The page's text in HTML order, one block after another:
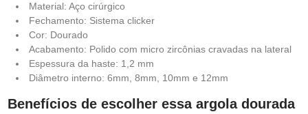
Material: Aço cirúrgico
Fechamento: Sistema clicker
Cor: Dourado
Acabamento: Polido com micro zircônias cravadas na lateral
Espessura da haste: 1,2 mm
Diâmetro interno: 6mm, 8mm, 10mm e 12mm
Benefícios de escolher essa argola dourada